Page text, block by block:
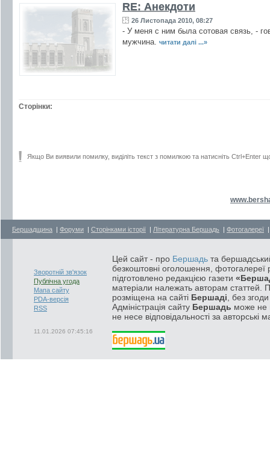
RE: Анекдоти
26 Листопада 2010, 08:27
- У меня с ним была сотовая связь, -
мужчина. читати далі ...»
Сторінки:
Якщо Ви виявили помилку, виділіть текст з помилкою та натисніть Ctrl+Enter
Бершадщина | Форуми | Сторінками історії | Літературна Бершадь | Фотогалереї
Зворотній зв'язок
Публічна угода
Мапа сайту
PDA-версія
RSS
11.01.2026 07:45:16
Цей сайт - про Бершадь та
безкоштовні оголошення, фотогалереї
підготовлено редакцією газети
матеріали належать авторам статтей.
розміщена на сайті Бершаді , без
Адміністрація сайту Бершадь може не
не несе відповідальності за авторські